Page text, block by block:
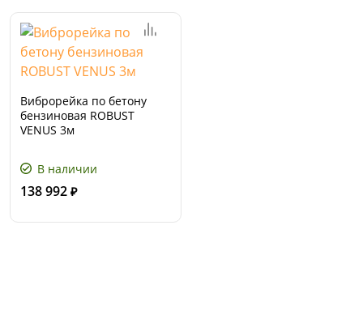
Виброрейка по бетону
бензиновая ROBUST
VENUS 3м
В наличии
138 992 ₽